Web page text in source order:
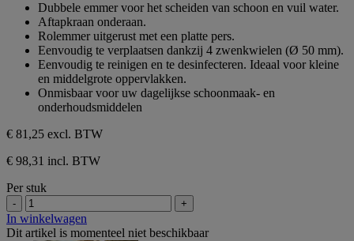
sterren.
Dubbele emmer voor het scheiden van schoon en vuil water.
Aftapkraan onderaan.
Rolemmer uitgerust met een platte pers.
Eenvoudig te verplaatsen dankzij 4 zwenkwielen (Ø 50 mm).
Eenvoudig te reinigen en te desinfecteren. Ideaal voor kleine
en middelgrote oppervlakken.
Onmisbaar voor uw dagelijkse schoonmaak- en
onderhoudsmiddelen
€ 81,25 excl. BTW
€ 98,31 incl. BTW
Per stuk
- +
In winkelwagen
Dit artikel is momenteel niet beschikbaar